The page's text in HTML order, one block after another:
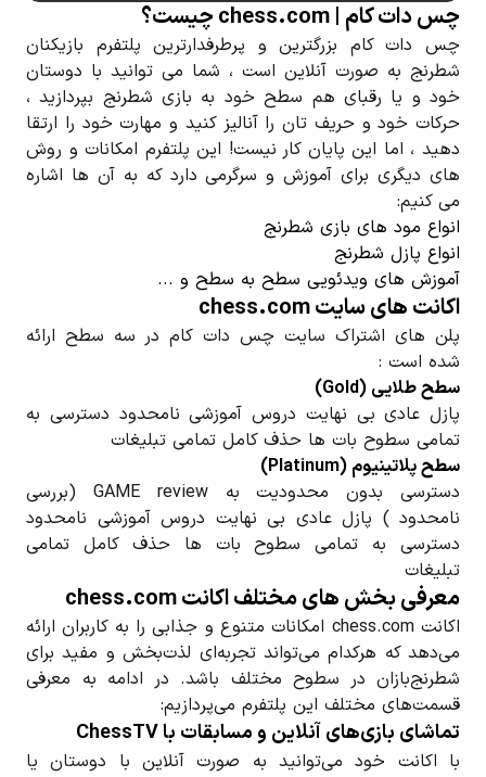
چس دات کام | chess.com چیست؟
چس دات کام بزرگترین و پرطرفدارترین پلتفرم بازیکنان
شطرنج به صورت آنلاین است ، شما می توانید با دوستان
خود و یا رقبای هم سطح خود به بازی شطرنج بپردازید ،
حرکات خود و حریف تان را آنالیز کنید و مهارت خود را ارتقا
دهید ، اما این پایان کار نیست! این پلتفرم امکانات و روش
های دیگری برای آموزش و سرگرمی دارد که به آن ها اشاره
می کنیم:
انواع مود های بازی شطرنج
انواع پازل شطرنج
آموزش های ویدئویی سطح به سطح و ...
اکانت های سایت chess.com
پلن های اشتراک سایت چس دات کام در سه سطح ارائه
شده است :
سطح طلایی (Gold)
پازل عادی بی نهایت دروس آموزشی نامحدود دسترسی به
تمامی سطوح بات ها حذف کامل تمامی تبلیغات
سطح پلاتینیوم (Platinum)
دسترسی بدون محدودیت به GAME review (بررسی
نامحدود ) پازل عادی بی نهایت دروس آموزشی نامحدود
دسترسی به تمامی سطوح بات ها حذف کامل تمامی
تبلیغات
معرفی بخش های مختلف اکانت chess.com
اکانت chess.com امکانات متنوع و جذابی را به کاربران ارائه
می‌دهد که هرکدام می‌تواند تجربه‌ای لذت‌بخش و مفید برای
شطرنج‌بازان در سطوح مختلف باشد. در ادامه به معرفی
قسمت‌های مختلف این پلتفرم می‌پردازیم:
تماشای بازی‌های آنلاین و مسابقات با ChessTV
با اکانت خود می‌توانید به صورت آنلاین با دوستان یا